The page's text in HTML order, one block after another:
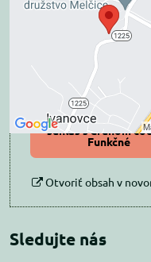
súkromia
Prajete si načítať
Povoliť tentokrát
Povoliť a
súhlas s druhom
Funkčné
Otvoriť obsah v
Sledujte nás